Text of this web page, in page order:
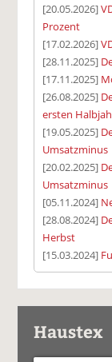
[20.05.2026]
Prozent
[17.02.2026]
[28.11.2025]
[17.11.2025]
[26.08.2025]
ersten
[19.05.2025]
Umsatzminus
[20.02.2025]
Umsatzminus
[05.11.2024]
[28.08.2024]
Herbst
[15.03.2024]
Haustex